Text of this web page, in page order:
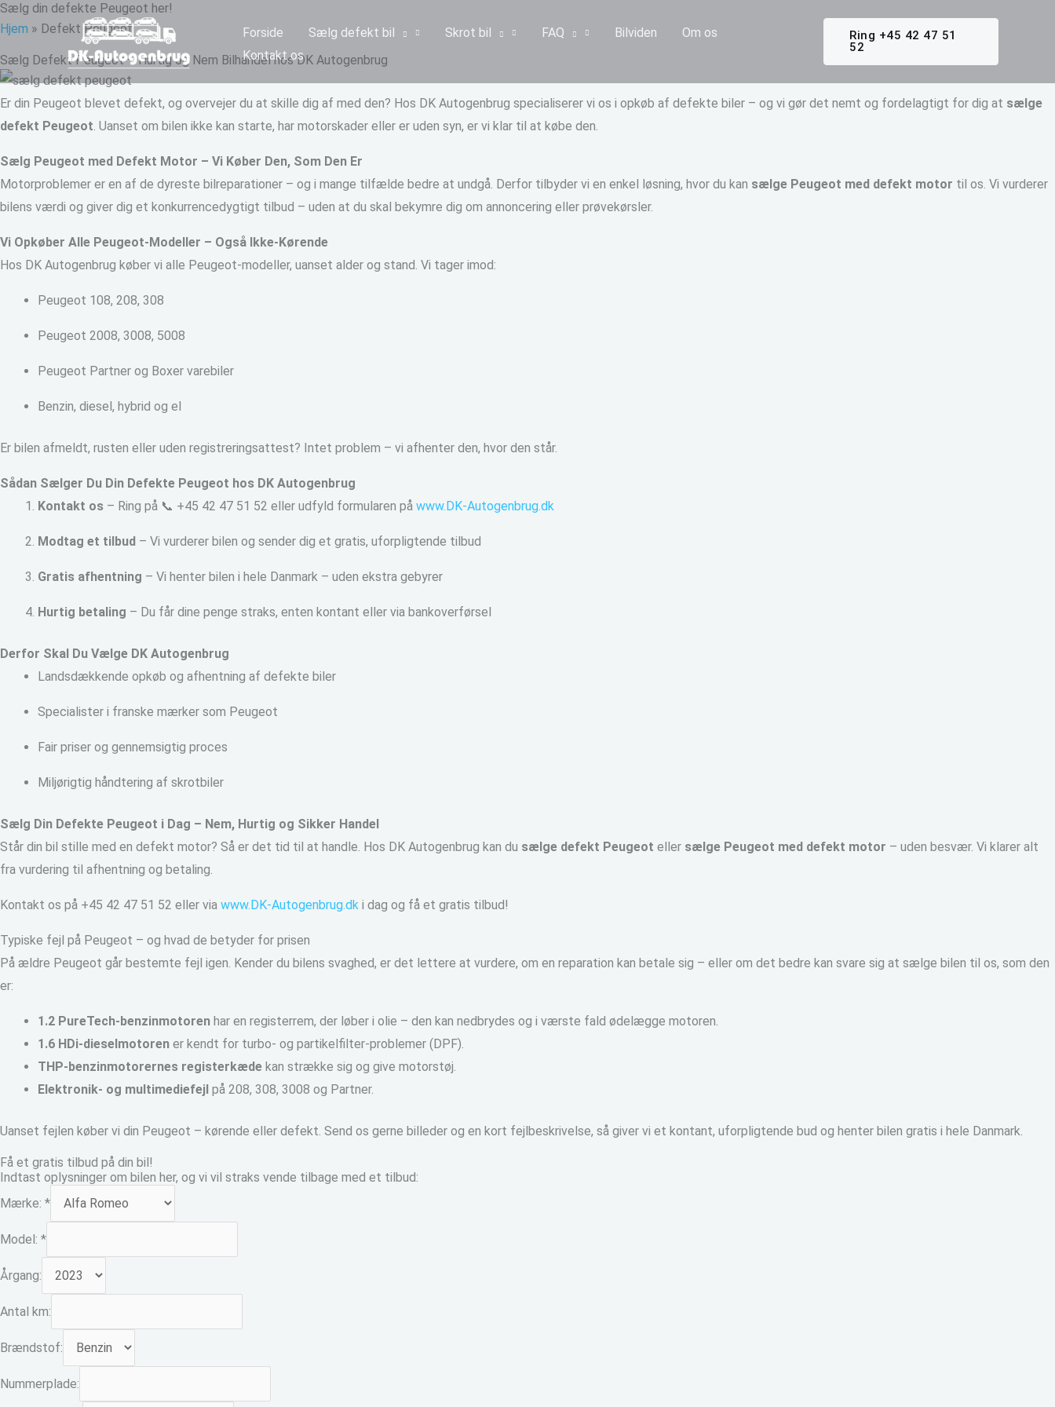
Gå
til
indholdet
Forside Sælg defekt bil Skrot bil FAQ Bilviden
Om os
Kontakt os
Ring +45 42 47 51
52
Sælg din defekte Peugeot her!
Hjem » Defekt Peugeot
Sælg Defekt Peugeot – Hurtig og Nem Bilhandel hos DK Autogenbrug
Er din Peugeot blevet defekt, og overvejer du at skille dig af med den? Hos DK Autogenbrug specialiserer vi os i opkøb af defekte biler – og vi gør det nemt og fordelagtigt for dig at sælge
defekt Peugeot. Uanset om bilen ikke kan starte, har motorskader eller er uden syn, er vi klar til at købe den.
Sælg Peugeot med Defekt Motor – Vi Køber Den, Som Den Er
Motorproblemer er en af de dyreste bilreparationer – og i mange tilfælde bedre at undgå. Derfor tilbyder vi en enkel løsning, hvor du kan sælge Peugeot med defekt motor til os. Vi vurderer
bilens værdi og giver dig et konkurrencedygtigt tilbud – uden at du skal bekymre dig om annoncering eller prøvekørsler.
Vi Opkøber Alle Peugeot-Modeller – Også Ikke-Kørende
Hos DK Autogenbrug køber vi alle Peugeot-modeller, uanset alder og stand. Vi tager imod:
Peugeot 108, 208, 308
Peugeot 2008, 3008, 5008
Peugeot Partner og Boxer varebiler
Benzin, diesel, hybrid og el
Er bilen afmeldt, rusten eller uden registreringsattest? Intet problem – vi afhenter den, hvor den står.
Sådan Sælger Du Din Defekte Peugeot hos DK Autogenbrug
Kontakt os – Ring på 📞 +45 42 47 51 52 eller udfyld formularen på www.DK-Autogenbrug.dk
Modtag et tilbud – Vi vurderer bilen og sender dig et gratis, uforpligtende tilbud
Gratis afhentning – Vi henter bilen i hele Danmark – uden ekstra gebyrer
Hurtig betaling – Du får dine penge straks, enten kontant eller via bankoverførsel
Derfor Skal Du Vælge DK Autogenbrug
Landsdækkende opkøb og afhentning af defekte biler
Specialister i franske mærker som Peugeot
Fair priser og gennemsigtig proces
Miljørigtig håndtering af skrotbiler
Sælg Din Defekte Peugeot i Dag – Nem, Hurtig og Sikker Handel
Står din bil stille med en defekt motor? Så er det tid til at handle. Hos DK Autogenbrug kan du sælge defekt Peugeot eller sælge Peugeot med defekt motor – uden besvær. Vi klarer alt
fra vurdering til afhentning og betaling.
Kontakt os på +45 42 47 51 52 eller via www.DK-Autogenbrug.dk i dag og få et gratis tilbud!
Typiske fejl på Peugeot – og hvad de betyder for prisen
På ældre Peugeot går bestemte fejl igen. Kender du bilens svaghed, er det lettere at vurdere, om en reparation kan betale sig – eller om det bedre kan svare sig at sælge bilen til os, som den
er:
1.2 PureTech-benzinmotoren har en registerrem, der løber i olie – den kan nedbrydes og i værste fald ødelægge motoren.
1.6 HDi-dieselmotoren er kendt for turbo- og partikelfilter-problemer (DPF).
THP-benzinmotorernes registerkæde kan strække sig og give motorstøj.
Elektronik- og multimediefejl på 208, 308, 3008 og Partner.
Uanset fejlen køber vi din Peugeot – kørende eller defekt. Send os gerne billeder og en kort fejlbeskrivelse, så giver vi et kontant, uforpligtende bud og henter bilen gratis i hele Danmark.
Få et gratis tilbud på din bil!
Indtast oplysninger om bilen her, og vi vil straks vende tilbage med et tilbud:
Mærke: *
Model: *
Årgang:
Antal km:
Brændstof:
Nummerplade: